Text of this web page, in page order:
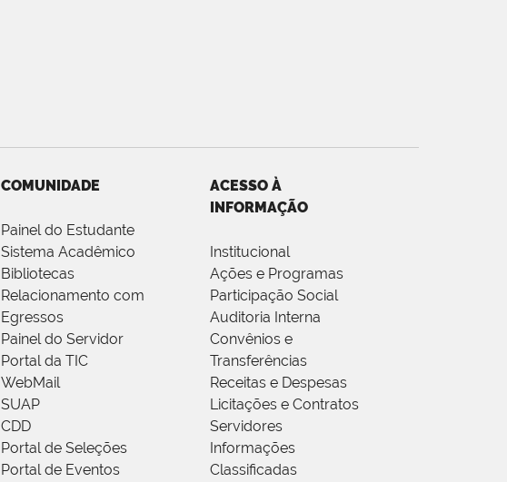
COMUNIDADE
Painel do Estudante
Sistema Acadêmico
Bibliotecas
Relacionamento com
Egressos
Painel do Servidor
Portal da TIC
WebMail
SUAP
CDD
Portal de Seleções
Portal de Eventos
ACESSO À
INFORMAÇÃO
Institucional
Ações e Programas
Participação Social
Auditoria Interna
Convênios e
Transferências
Receitas e Despesas
Licitações e Contratos
Servidores
Informações
Classificadas